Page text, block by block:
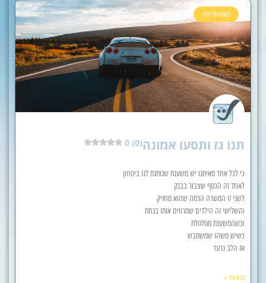
באמונתו יחיה
תנו גז ותסעו אמונה0 (0)
כי לכל אחד מאיתנו יש משענת שנותנת לנו ביטחון
לאחד זה הכסף שצבור בבנק
לשני זו המשרה הרמה שהוא מחזיק
והשלישי זה הילדים שמרווים אותו בנחת
וכשהמשענת מטלטלת
כשיש משהו שמשתבש
אז הלב נרעד
קרא עוד »